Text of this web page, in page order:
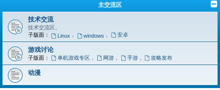
主交流区
技术交流
技术交流区。
子版面：
Linux ， windows ， 安卓
游戏讨论
子版面： 单机游戏专区， 网游， 手游， 攻略发布
动漫